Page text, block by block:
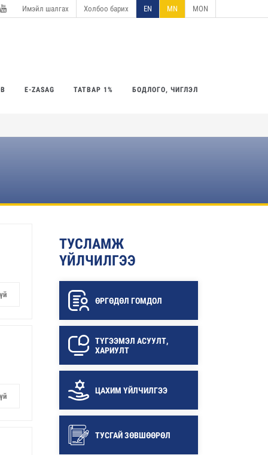
Имэйл шалгах Холбоо барих EN MN
MON
E-ZASAG ТАТВАР 1% БОДЛОГО, ЧИГЛЭЛ
ТУСЛАМЖ
ҮЙЛЧИЛГЭЭ
ӨРГӨДӨЛ ГОМДОЛ
ТҮГЭЭМЭЛ АСУУЛТ,
ХАРИУЛТ
ЦАХИМ ҮЙЛЧИЛГЭЭ
ТУСГАЙ ЗӨВШӨӨРӨЛ